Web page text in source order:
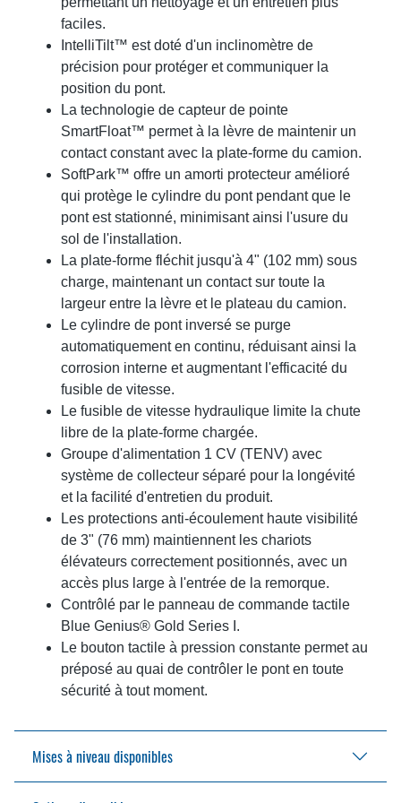
faciles.
IntelliTilt™ est doté d'un inclinomètre de
précision pour protéger et communiquer la
position du pont.
La technologie de capteur de pointe
SmartFloat™ permet à la lèvre de maintenir un
contact constant avec la plate-forme du camion.
SoftPark™ offre un amorti protecteur amélioré
qui protège le cylindre du pont pendant que le
pont est stationné, minimisant ainsi l'usure du
sol de l'installation.
La plate-forme fléchit jusqu'à 4" (102 mm) sous
charge, maintenant un contact sur toute la
largeur entre la lèvre et le plateau du camion.
Le cylindre de pont inversé se purge
automatiquement en continu, réduisant ainsi la
corrosion interne et augmentant l'efficacité du
fusible de vitesse.
Le fusible de vitesse hydraulique limite la chute
libre de la plate-forme chargée.
Groupe d'alimentation 1 CV (TENV) avec
système de collecteur séparé pour la longévité
et la facilité d'entretien du produit.
Les protections anti-écoulement haute visibilité
de 3" (76 mm) maintiennent les chariots
élévateurs correctement positionnés, avec un
accès plus large à l'entrée de la remorque.
Contrôlé par le panneau de commande tactile
Blue Genius® Gold Series I.
Le bouton tactile à pression constante permet au
préposé au quai de contrôler le pont en toute
sécurité à tout moment.
Mises à niveau disponibles